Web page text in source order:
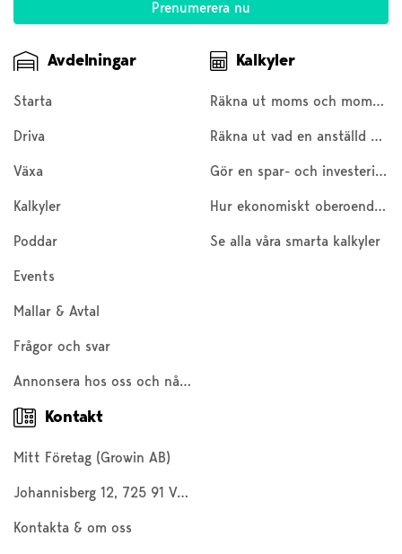
Avdelningar
Starta
Driva
Växa
Kalkyler
Poddar
Events
Mallar & Avtal
Frågor och svar
Annonsera hos oss och nå 200 000 företagare och entreprenörer
Kalkyler
Räkna ut moms och moms baklänges
Räkna ut vad en anställd kostar
Gör en spar- och investeringskalkyl
Hur ekonomiskt oberoende är du?
Se alla våra smarta kalkyler
Kontakt
Mitt Företag (Growin AB)
Johannisberg 12, 725 91 Västerås
Kontakta & om oss